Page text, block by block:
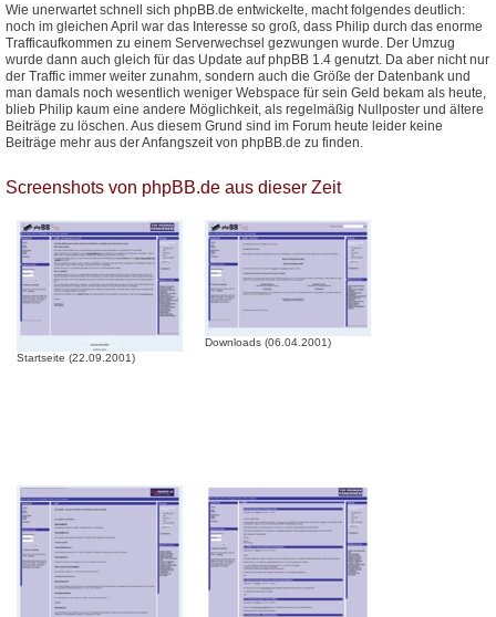
Wie unerwartet schnell sich phpBB.de entwickelte, macht folgendes deutlich:
noch im gleichen April war das Interesse so groß, dass Philip durch das enorme
Trafficaufkommen zu einem Serverwechsel gezwungen wurde. Der Umzug
wurde dann auch gleich für das Update auf phpBB 1.4 genutzt. Da aber nicht nur
der Traffic immer weiter zunahm, sondern auch die Größe der Datenbank und
man damals noch wesentlich weniger Webspace für sein Geld bekam als heute,
blieb Philip kaum eine andere Möglichkeit, als regelmäßig Nullposter und ältere
Beiträge zu löschen. Aus diesem Grund sind im Forum heute leider keine
Beiträge mehr aus der Anfangszeit von phpBB.de zu finden.
Screenshots von phpBB.de aus dieser Zeit
Startseite (22.09.2001)
Downloads (06.04.2001)